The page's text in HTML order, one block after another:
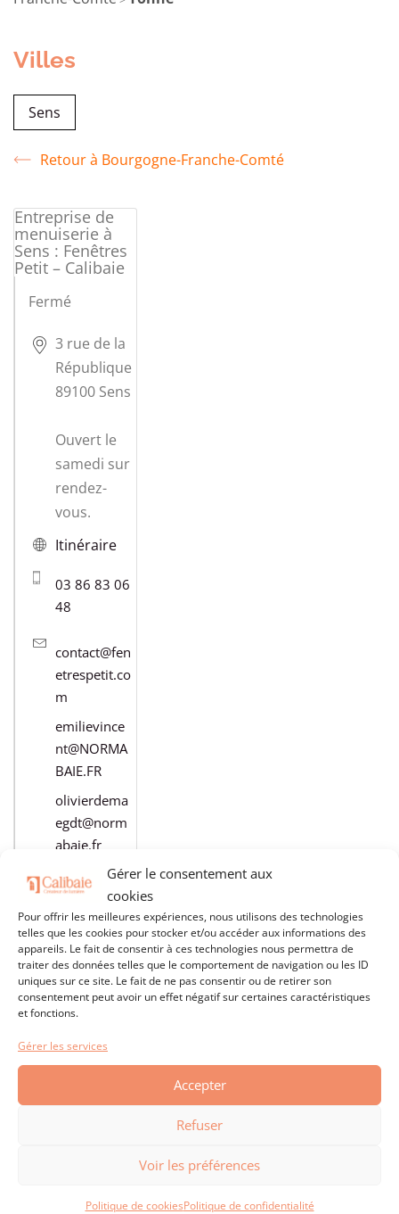
Gérer le consentement aux
cookies
Pour offrir les meilleures expériences, nous utilisons des technologies
telles que les cookies pour stocker et/ou accéder aux informations des
appareils. Le fait de consentir à ces technologies nous permettra de
traiter des données telles que le comportement de navigation ou les ID
uniques sur ce site. Le fait de ne pas consentir ou de retirer son
consentement peut avoir un effet négatif sur certaines caractéristiques
et fonctions.
Gérer les services
Accepter
Refuser
Voir les préférences
Politique de cookiesPolitique de confidentialité
Villes
Sens
Retour à Bourgogne-Franche-Comté
Les installateurs dans l’Yonne
Entreprise de
menuiserie à
Sens : Fenêtres
Petit – Calibaie
Fermé
3 rue de la
République
89100 Sens
Ouvert le
samedi sur
rendez-
vous.
Itinéraire
03 86 83 06
48
contact@fen
etrespetit.co
m
emilievince
nt@NORMA
BAIE.FR
olivierdema
egdt@norm
abaie.fr
En savoir plus
Fenêtres aluminium